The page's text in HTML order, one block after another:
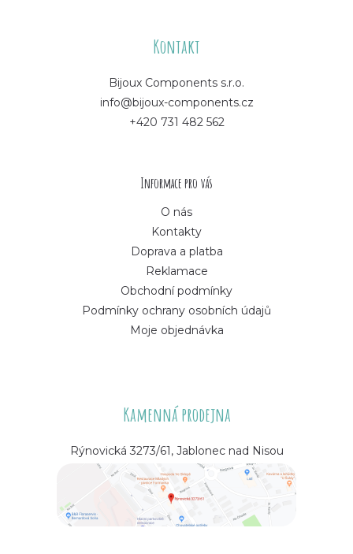
Kontakt
Bijoux Components s.r.o.
info@bijoux-components.cz
+420 731 482 562
Informace pro vás
O nás
Kontakty
Doprava a platba
Reklamace
Obchodní podmínky
Podmínky ochrany osobních údajů
Moje objednávka
Kamenná prodejna
Rýnovická 3273/61, Jablonec nad Nisou